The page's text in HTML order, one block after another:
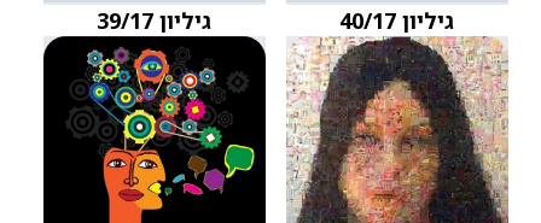
גיליון 40/17 גיליון 39/17